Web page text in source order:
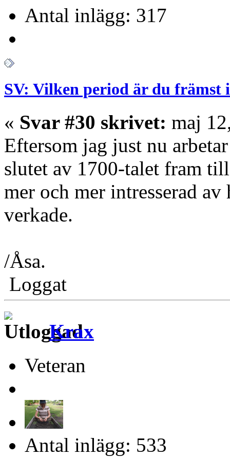
Antal inlägg: 317
SV: Vilken period är du främst
« Svar #30 skrivet: maj
Eftersom jag just nu
slutet av 1700-talet fram
mer och mer intresserad
verkade.
/Åsa.
Loggat
Krax
Veteran
Antal inlägg: 533